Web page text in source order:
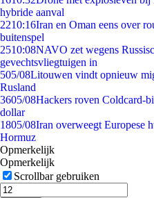
hybride aanval
2210:16Iran en Oman eens over
buitenspel
2510:08NAVO zet wegens
gevechtsvliegtuigen in
505/08Litouwen vindt opnieuw
Rusland
3605/08Hackers roven Coldcard-
dollar
1805/08Iran overweegt Europese
Hormuz
Opmerkelijk
Opmerkelijk
Scrollbar gebruiken